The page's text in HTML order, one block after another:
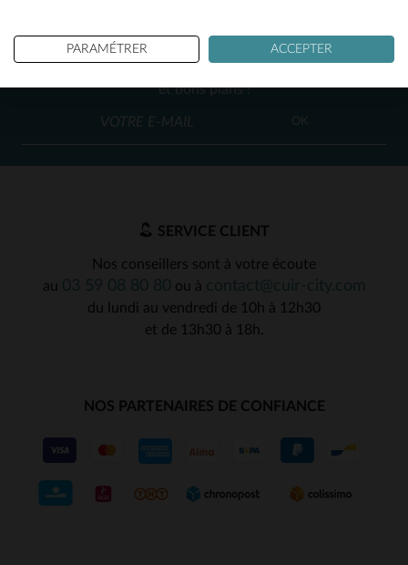
TU
NEWSLETTER
Recevez par mail nos promos
et bons plans !
OK
SERVICE CLIENT
Nos conseillers sont à votre écoute
au
ou à
du lundi au vendredi de 10h à 12h30
et de 13h30 à 18h.
NOS PARTENAIRES DE CONFIANCE
PARAMÉTRER ACCEPTER